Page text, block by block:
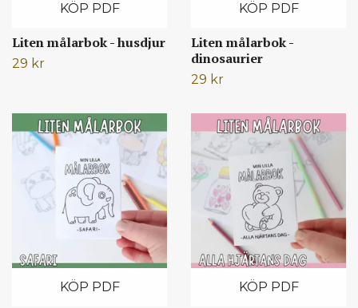
KÖP PDF
Liten målarbok - husdjur
29 kr
KÖP PDF
Liten målarbok -
dinosaurier
29 kr
KÖP PDF KÖP PDF